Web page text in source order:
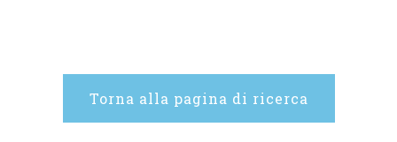
Torna alla pagina di ricerca